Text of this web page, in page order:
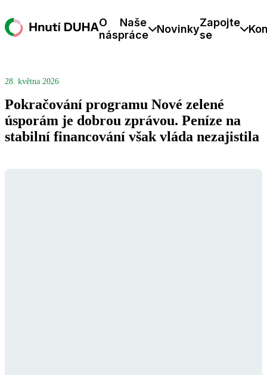
O
nás
Naše
práce
NovinkyZapojte
se
28. května 2026
Pokračování programu Nové zelené
úsporám je dobrou zprávou. Peníze na
stabilní financování však vláda nezajistila